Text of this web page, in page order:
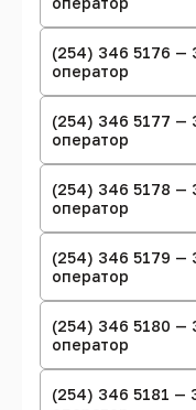
(254) 346 5176 —
оператор
(254) 346 5177 —
оператор
(254) 346 5178 —
оператор
(254) 346 5179 —
оператор
(254) 346 5180 —
оператор
(254) 346 5181 —